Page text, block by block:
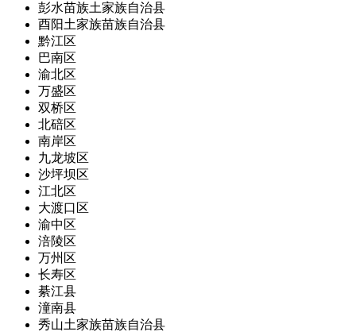
彭水苗族土家族自治县
酉阳土家族苗族自治县
黔江区
巴南区
渝北区
万盛区
双桥区
北碚区
南岸区
九龙坡区
沙坪坝区
江北区
大渡口区
渝中区
涪陵区
万州区
长寿区
綦江县
潼南县
秀山土家族苗族自治县